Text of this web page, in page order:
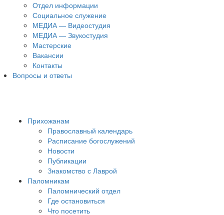
Отдел информации
Социальное служение
МЕДИА — Видеостудия
МЕДИА — Звукостудия
Мастерские
Вакансии
Контакты
Вопросы и ответы
Прихожанам
Православный календарь
Расписание богослужений
Новости
Публикации
Знакомство с Лаврой
Паломникам
Паломнический отдел
Где остановиться
Что посетить